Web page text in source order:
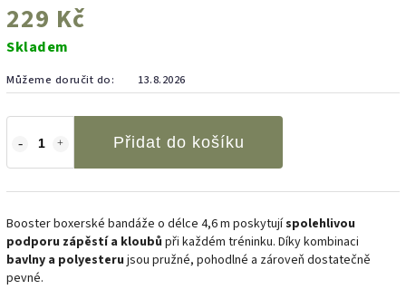
229 Kč
Skladem
Můžeme doručit do: 13.8.2026
Přidat do košíku
Booster boxerské bandáže o délce 4,6 m poskytujíspolehlivou
podporu zápěstí a kloubů při každém tréninku. Díky kombinaci
bavlny a polyesteru jsou pružné, pohodlné a zároveň dostatečně
pevné.